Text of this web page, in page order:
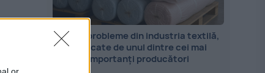
or
Marile probleme din industria textilă,
explicate de unul dintre cei mai
importanți producători